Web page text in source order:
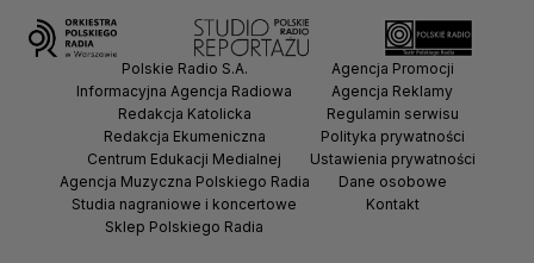
Polskie Radio S.A.
Informacyjna Agencja Radiowa
Redakcja Katolicka
Redakcja Ekumeniczna
Centrum Edukacji Medialnej
Agencja Muzyczna Polskiego Radia
Studia nagraniowe i koncertowe
Sklep Polskiego Radia
Agencja Promocji
Agencja Reklamy
Regulamin serwisu
Polityka prywatności
Ustawienia prywatności
Dane osobowe
Kontakt